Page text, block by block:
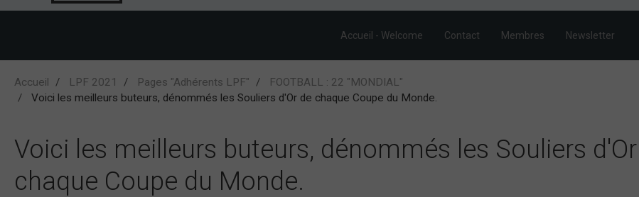
Accueil - Welcome Contact Membres Newsletter
Accueil LPF 2021 Pages "Adhérents LPF"
FOOTBALL : 22 "MONDIAL"
Voici les meilleurs buteurs, dénommés les Souliers d'Or de chaque Coupe du Monde.
Voici les meilleurs buteurs, dénommés les Souliers
chaque Coupe du Monde.